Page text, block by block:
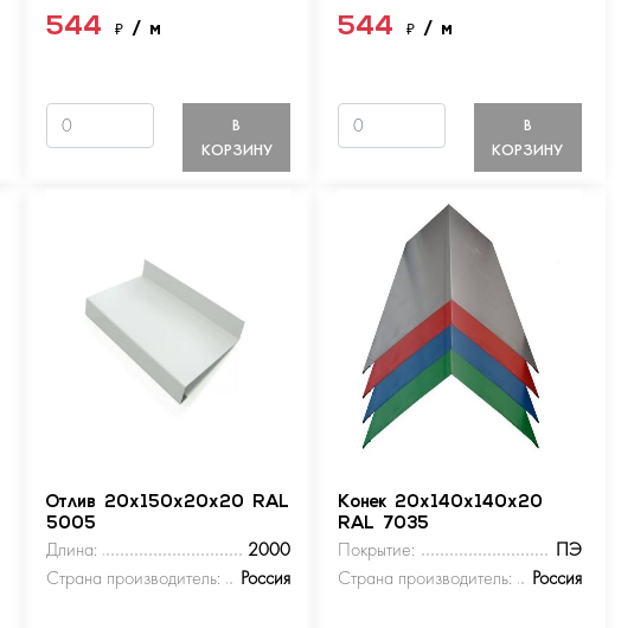
544₽/ м
В
КОРЗИНУ
544 ₽ / м
В
КОРЗИНУ
Отлив 20х150х20х20 RAL
5005
Длина:
2000
Страна производитель:
Россия
Конек 20х140х140х20
RAL 7035
Покрытие:
ПЭ
Страна производитель:
Россия